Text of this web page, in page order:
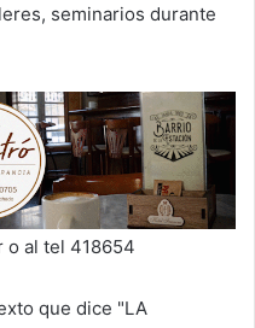
seminarios durante
o al tel 418654